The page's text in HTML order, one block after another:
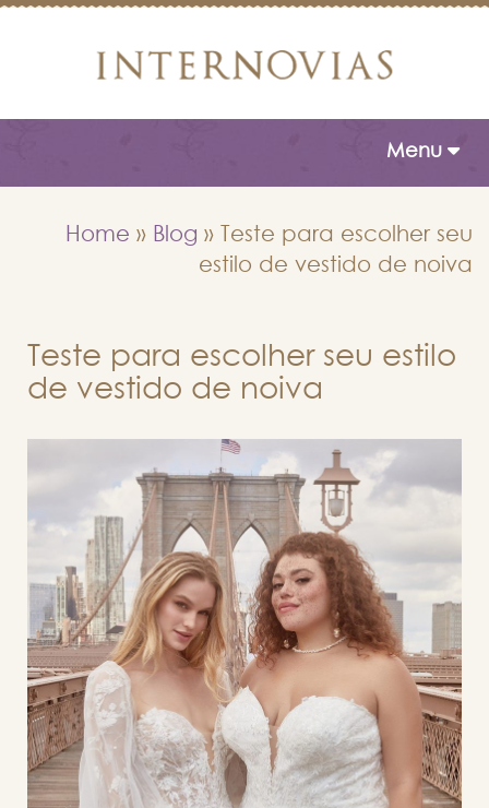
Toggle
Menu
Home » Blog »
Teste para escolher seu
estilo de vestido de noiva
Teste para escolher seu estilo
de vestido de noiva